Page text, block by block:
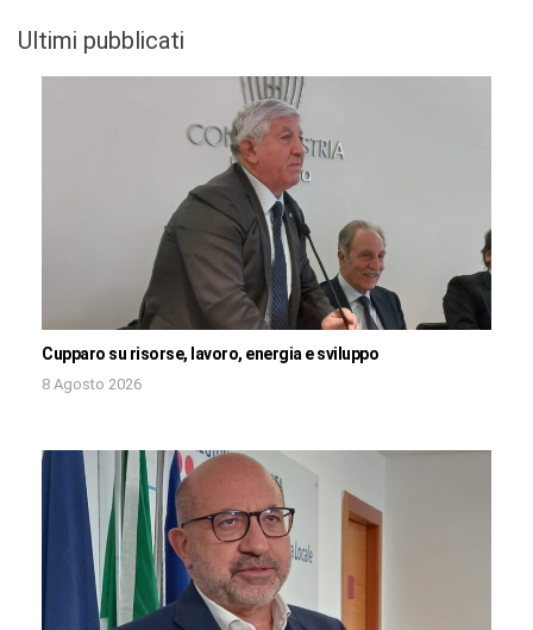
Ultimi pubblicati
Cupparo su risorse, lavoro, energia e sviluppo
8 Agosto 2026